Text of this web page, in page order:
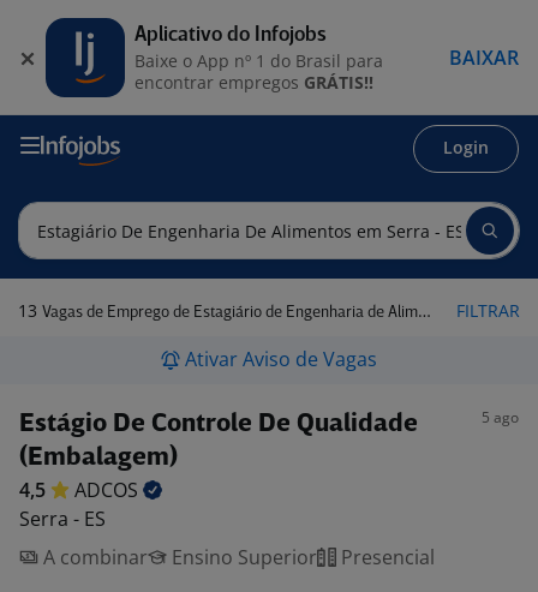
Login
13 Vagas de Emprego de Estagiário de Engenharia de Alimentos em Serra - ES FILTRAR
Ativar Aviso de Vagas
Estágio De Controle De Qualidade
(Embalagem)
5 ago
4,5
ADCOS
Serra - ES
A combinar
Ensino Superior Presencial
Aplicativo do Infojobs
Baixe o App nº 1 do Brasil para
encontrar empregos GRÁTIS!!
BAIXAR